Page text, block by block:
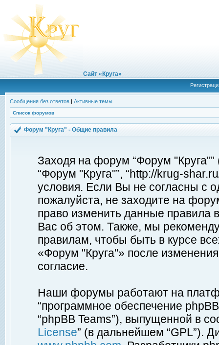
Сайт «Круга»
Сообщения без ответов | Активные темы
Список форумов
Форум "Круга" - Общие правила
Заходя на форум “Форум
“Форум "Круга"”, “http://krug-
условия. Если Вы не согласны с
пожалуйста, не заходите на
право изменить данные правила
Вас об этом. Также, мы
правилам, чтобы быть в курсе
«Форум "Круга"» после
согласие.
Наши форумы работают на
“программное обеспечение
“phpBB Teams”), выпущенной в
License” (в дальнейшем “GPL”).